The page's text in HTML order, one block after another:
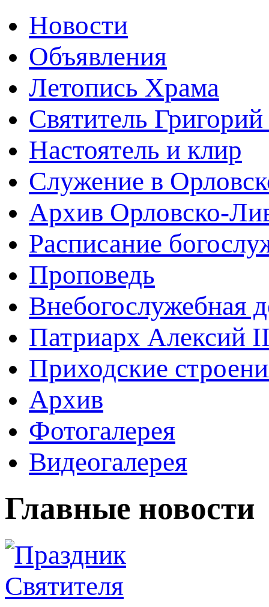
Новости
Объявления
Летопись Храма
Святитель
Настоятель и клир
Служение в
Архив Орловско-
Расписание
Проповедь
Внебогослужебная
Патриарх Алексий
Приходские
Архив
Фотогалерея
Видеогалерея
Главные новости